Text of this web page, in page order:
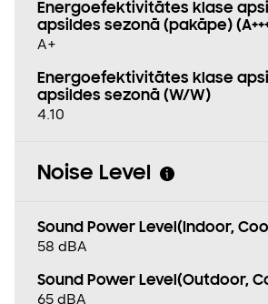
Energoefektivitātes klase
apsildes sezonā (pakāpe)
A+
Energoefektivitātes klase
apsildes sezonā (W/W)
4.10
Noise Level
Sound Power Level(Indoor,
58 dBA
Sound Power Level(Outdoor,
65 dBA